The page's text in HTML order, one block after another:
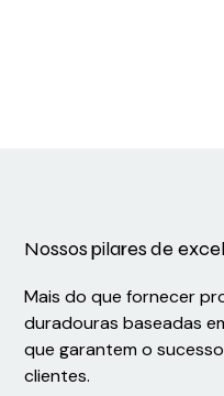
Nossos pilares de
Mais do que fornecer
duradouras baseadas
que garantem o
clientes.